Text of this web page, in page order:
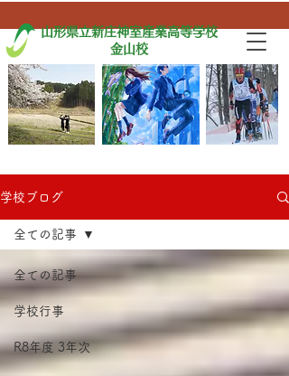
山形県立新庄神室産業高等学校
金山校
学校ブログ
全ての記事
学校行事
R8年度 3年次
全ての記事